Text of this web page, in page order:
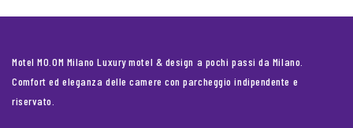
Motel MO.OM Milano Luxury motel & design a pochi passi da Milano.
Comfort ed eleganza delle camere con parcheggio indipendente e
riservato.